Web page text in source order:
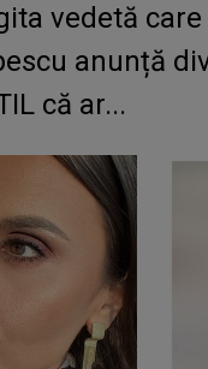
vedetă
anunță
că ar...